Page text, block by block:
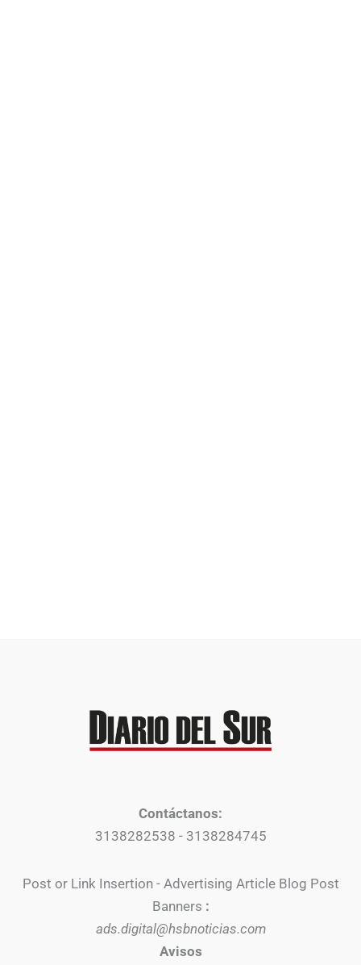
Contáctanos:
3138282538 - 3138284745
Post or Link Insertion - Advertising Article Blog Post
Banners :
ads.digital@hsbnoticias.com
Avisos